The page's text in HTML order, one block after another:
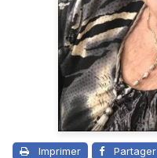
Imprimer Partager